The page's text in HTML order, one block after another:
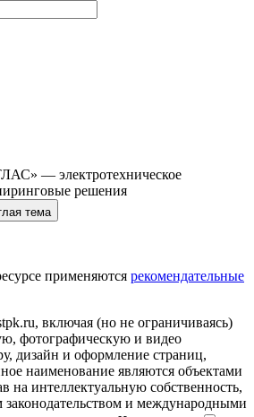
— электротехническое
решения
тема
применяются рекомендательные
включая (но не ограничиваясь)
фотографическую и видео
дизайн и оформление страниц,
наименование являются объектами
на интеллектуальную собственность,
и международными